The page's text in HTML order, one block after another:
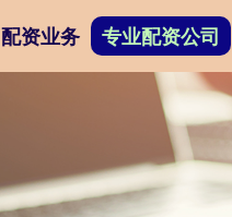
配资业务 专业配资公司